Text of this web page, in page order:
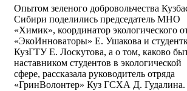
Опытом зеленого добровольчества
Сибири поделились председатель МНО
«Химик», координатор экологического
«ЭкоИнноваторы» Е. Ушакова и
КузГТУ Е. Лоскутова, а о том, каково
наставником студентов в экологической
сфере, рассказала руководитель отряда
«ГринВолонтер» Куз ГСХА Д. Гудалина.